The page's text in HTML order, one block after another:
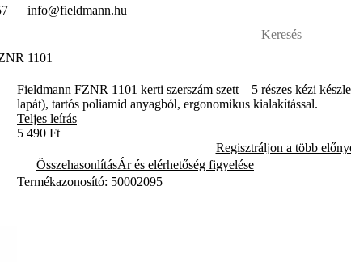
info@fieldmann.hu
1101
Fieldmann FZNR 1101 kerti szerszám szett – 5 részes kézi
lapát), tartós poliamid anyagból, ergonomikus kialakítással.
Teljes leírás
5 490 Ft
Regisztráljon a több
ÖsszehasonlításÁr és elérhetőség figyelése
Termékazonosító: 50002095